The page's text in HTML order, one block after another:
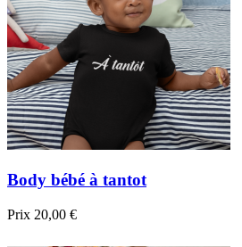
Body bébé à tantot
Prix 20,00 €